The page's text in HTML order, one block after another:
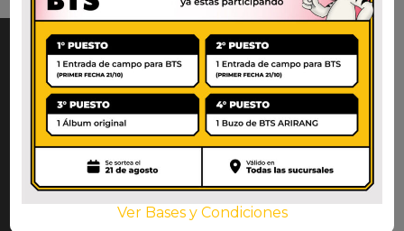
La mayor variedad de productos
alimenticios coreanos y asiáticos en
Argentina
Ver Bases y Condiciones